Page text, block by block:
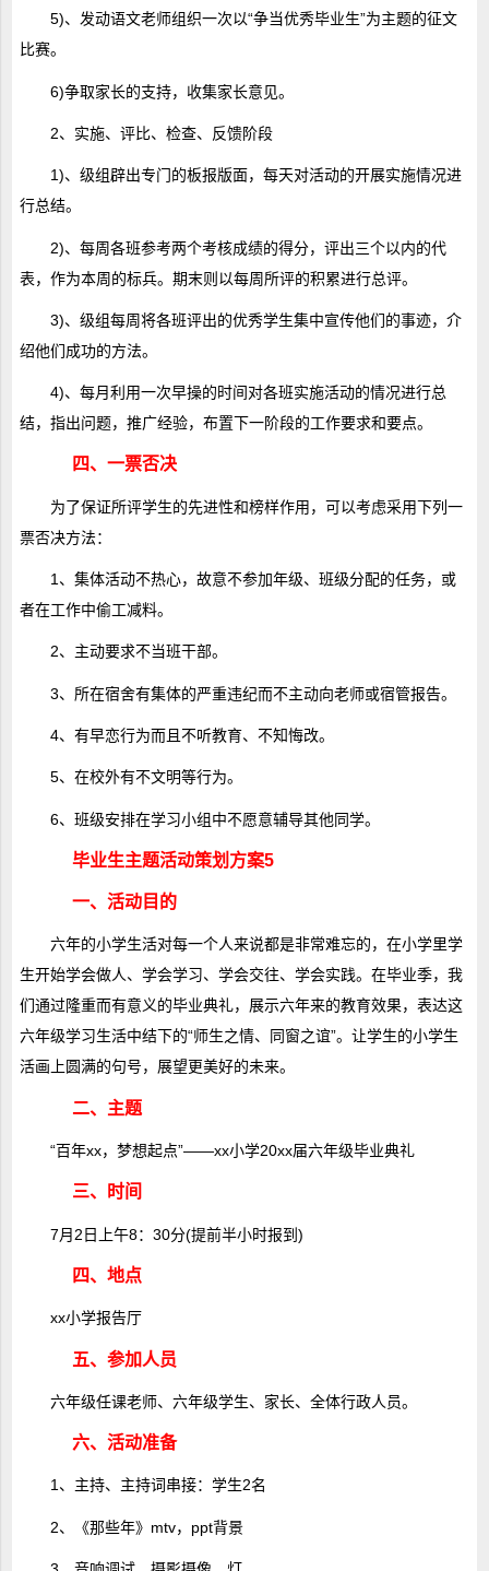
5)、发动语文老师组织一次以“争当优秀毕业生”为主题的征文
比赛。
6)争取家长的支持，收集家长意见。
2、实施、评比、检查、反馈阶段
1)、级组辟出专门的板报版面，每天对活动的开展实施情况进
行总结。
2)、每周各班参考两个考核成绩的得分，评出三个以内的代
表，作为本周的标兵。期末则以每周所评的积累进行总评。
3)、级组每周将各班评出的优秀学生集中宣传他们的事迹，介
绍他们成功的方法。
4)、每月利用一次早操的时间对各班实施活动的情况进行总
结，指出问题，推广经验，布置下一阶段的工作要求和要点。
四、一票否决
为了保证所评学生的先进性和榜样作用，可以考虑采用下列一
票否决方法：
1、集体活动不热心，故意不参加年级、班级分配的任务，或
者在工作中偷工减料。
2、主动要求不当班干部。
3、所在宿舍有集体的严重违纪而不主动向老师或宿管报告。
4、有早恋行为而且不听教育、不知悔改。
5、在校外有不文明等行为。
6、班级安排在学习小组中不愿意辅导其他同学。
毕业生主题活动策划方案5
一、活动目的
六年的小学生活对每一个人来说都是非常难忘的，在小学里学
生开始学会做人、学会学习、学会交往、学会实践。在毕业季，我
们通过隆重而有意义的毕业典礼，展示六年来的教育效果，表达这
六年级学习生活中结下的“师生之情、同窗之谊”。让学生的小学生
活画上圆满的句号，展望更美好的未来。
二、主题
“百年xx，梦想起点”――xx小学20xx届六年级毕业典礼
三、时间
7月2日上午8：30分(提前半小时报到)
四、地点
xx小学报告厅
五、参加人员
六年级任课老师、六年级学生、家长、全体行政人员。
六、活动准备
1、主持、主持词串接：学生2名
2、《那些年》mtv，ppt背景